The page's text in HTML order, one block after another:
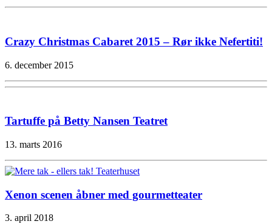
Crazy Christmas Cabaret 2015 – Rør ikke Nefertiti!
6. december 2015
Tartuffe på Betty Nansen Teatret
13. marts 2016
Xenon scenen åbner med gourmetteater
3. april 2018